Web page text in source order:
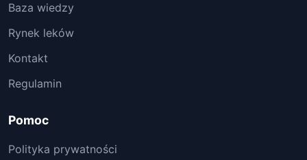
Baza wiedzy
Rynek leków
Kontakt
Regulamin
Pomoc
Polityka prywatności